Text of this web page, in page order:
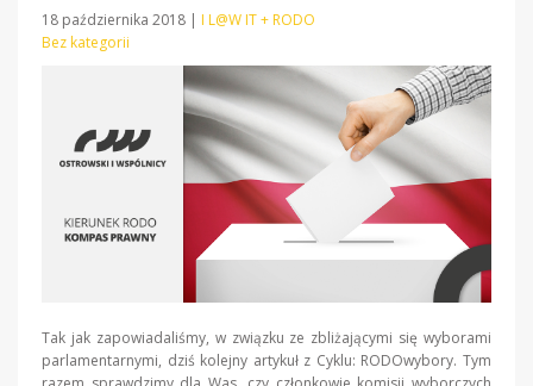
18 października 2018 | I L@W IT + RODO
Bez kategorii
Tak jak zapowiadaliśmy, w związku ze zbliżającymi się wyborami
parlamentarnymi, dziś kolejny artykuł z Cyklu: RODOwybory. Tym